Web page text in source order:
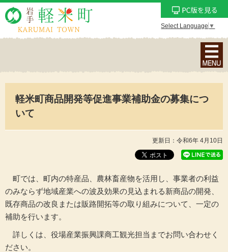
Select Language ▼
ナ
ビ
シ
メ
ニ
ュ
ー
を
表
軽米町商品開発等促進事業補助金の募集につ
いて
更新日：令和6年 4月10日
町では、町内の特産品、農林畜産物を活用し、事業者の利益
のみならず地域産業への波及効果の見込まれる新商品の開発、
既存商品の改良または販路開拓等の取り組みについて、一定の
補助を行います。
詳しくは、役場産業振興課商工観光担当までお問い合わせく
ださい。